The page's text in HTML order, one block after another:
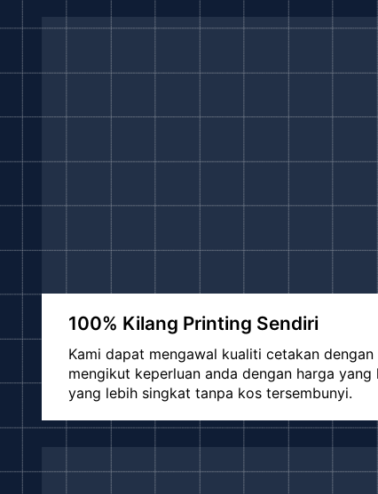
100% Kilang Printing Sendiri
Kami dapat mengawal kualiti cetakan
mengikut keperluan anda dengan harga yang
yang lebih singkat tanpa kos tersembunyi.